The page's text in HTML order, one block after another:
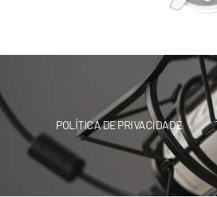
POLÍTICA DE PRIVACIDADE